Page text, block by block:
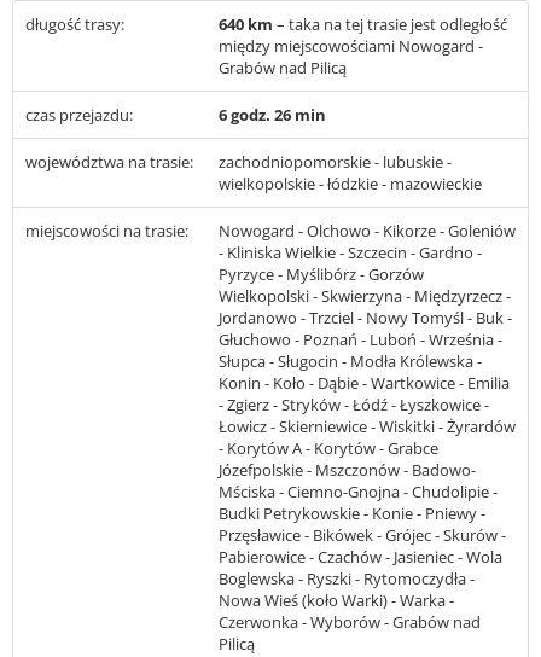
długość trasy: 640 km – taka na tej trasie jest odległość
między miejscowościami Nowogard -
Grabów nad Pilicą
czas przejazdu: 6 godz. 26 min
województwa na trasie:
zachodniopomorskie - lubuskie -
wielkopolskie - łódzkie - mazowieckie
miejscowości na trasie:
Nowogard - Olchowo - Kikorze - Goleniów
- Kliniska Wielkie - Szczecin - Gardno -
Pyrzyce - Myślibórz - Gorzów
Wielkopolski - Skwierzyna - Międzyrzecz -
Jordanowo - Trzciel - Nowy Tomyśl - Buk -
Głuchowo - Poznań - Luboń - Września -
Słupca - Sługocin - Modła Królewska -
Konin - Koło - Dąbie - Wartkowice - Emilia
- Zgierz - Stryków - Łódź - Łyszkowice -
Łowicz - Skierniewice - Wiskitki - Żyrardów
- Korytów A - Korytów - Grabce
Józefpolskie - Mszczonów - Badowo-
Mściska - Ciemno-Gnojna - Chudolipie -
Budki Petrykowskie - Konie - Pniewy -
Przęsławice - Bikówek - Grójec - Skurów -
Pabierowice - Czachów - Jasieniec - Wola
Boglewska - Ryszki - Rytomoczydła -
Nowa Wieś (koło Warki) - Warka -
Czerwonka - Wyborów - Grabów nad
Pilicą